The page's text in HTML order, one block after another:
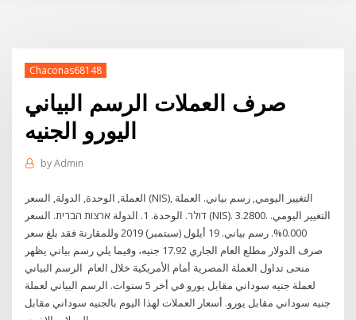
Chaconas68148
صرف العملات الرسم البياني
اليورو الجنيه
byAdmin
العملة, الوحدة, الدولة, السعر (NIS), التغيير اليومي, رسم بياني. العملة
דולר. الوحدة. 1. الدولة ארצות הברית. السعر (NIS). 3.2800. التغيير اليومي.
0.000%. رسم بياني. 19 أيلول (سبتمبر) 2019 وللمقارنة فقد بلغ سعر
صرف الدولار مطلع العام الجاري 17.92 جنيه، وفيما يلي رسم بياني يظهر
منحى تداول العملة المصرية أمام الأمريكية خلال العام الرسم البياني
لعملة جنيه سوداني مقابل يورو في أخر 5 سنوات. الرسم البياني لعملة
جنيه سوداني مقابل يورو. أسعار العملات لهذا اليوم بالجنيه سوداني مقابل